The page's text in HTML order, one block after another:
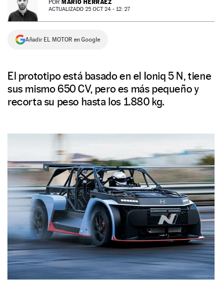
NEWSLETTER
SÍGUENOS
POR MARIO HERRÁEZ
ACTUALIZADO 25 OCT 24 - 12: 27
Añadir EL MOTOR en Google
El prototipo está basado en el Ioniq 5 N, tiene
sus mismo 650 CV, pero es más pequeño y
recorta su peso hasta los 1.880 kg.